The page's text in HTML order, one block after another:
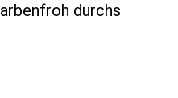
durchs